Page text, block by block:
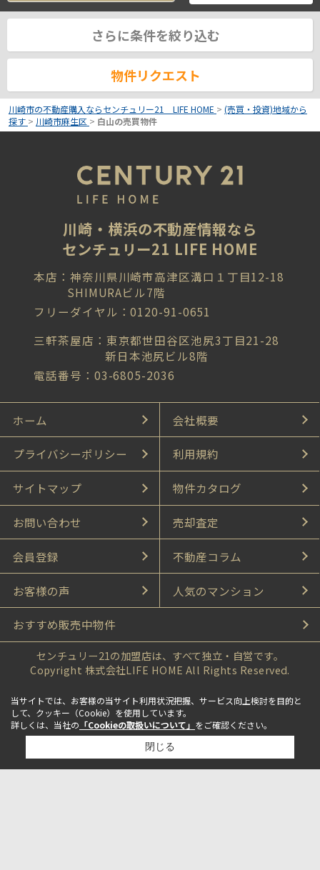
さらに条件を絞り込む
物件リクエスト
川崎市の不動産購入ならセンチュリー21 LIFE HOME > (売買・投資)地域から
探す > 川崎市麻生区 > 白山の売買物件
川崎・横浜の不動産情報なら
センチュリー21 LIFE HOME
本店：神奈川県川崎市高津区溝口１丁目12-18
SHIMURAビル7階
フリーダイヤル：0120-91-0651
三軒茶屋店：東京都世田谷区池尻3丁目21-28
新日本池尻ビル8階
電話番号：03-6805-2036
ホーム 会社概要
プライバシーポリシー 利用規約
サイトマップ 物件カタログ
お問い合わせ 売却査定
会員登録 不動産コラム
お客様の声 人気のマンション
おすすめ販売中物件
センチュリー21の加盟店は、すべて独立・自営です。
Copyright 株式会社LIFE HOME All Rights Reserved.
当サイトでは、お客様の当サイト利用状況把握、サービス向上検討を目的と
して、クッキー（Cookie）を使用しています。
詳しくは、当社の 「Cookieの取扱いについて」 をご確認ください。
閉じる